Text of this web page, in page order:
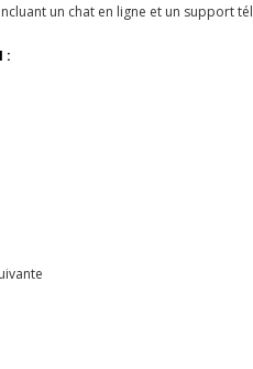
un chat en ligne et un
: